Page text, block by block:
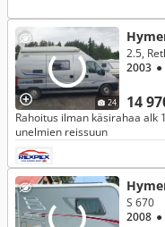
24 14
2.5,
2003
Rahoitus ilman käsirahaa alk
unelmien reissuun
S 670
2008